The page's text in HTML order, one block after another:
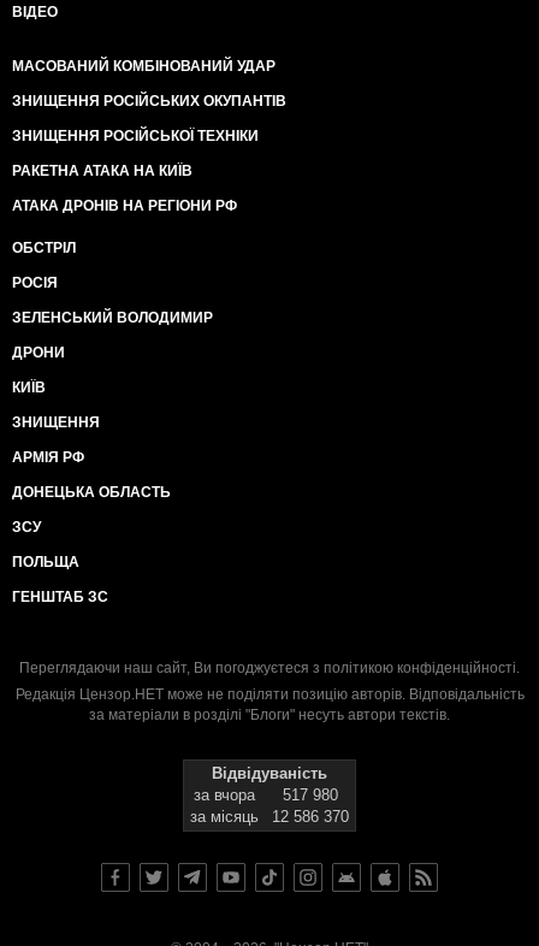
ВІДЕО
МАСОВАНИЙ КОМБІНОВАНИЙ УДАР
ЗНИЩЕННЯ РОСІЙСЬКИХ ОКУПАНТІВ
ЗНИЩЕННЯ РОСІЙСЬКОЇ ТЕХНІКИ
РАКЕТНА АТАКА НА КИЇВ
АТАКА ДРОНІВ НА РЕГІОНИ РФ
ОБСТРІЛ
РОСІЯ
ЗЕЛЕНСЬКИЙ ВОЛОДИМИР
ДРОНИ
КИЇВ
ЗНИЩЕННЯ
АРМІЯ РФ
ДОНЕЦЬКА ОБЛАСТЬ
ЗСУ
ПОЛЬЩА
ГЕНШТАБ ЗС
Переглядаючи наш сайт, Ви погоджуєтеся з політикою конфіденційності.
Редакція Цензор.НЕТ може не поділяти позицію авторів. Відповідальність
за матеріали в розділі "Блоги" несуть автори текстів.
Відвідуваність
за вчора
517 980
за місяць
12 586 370